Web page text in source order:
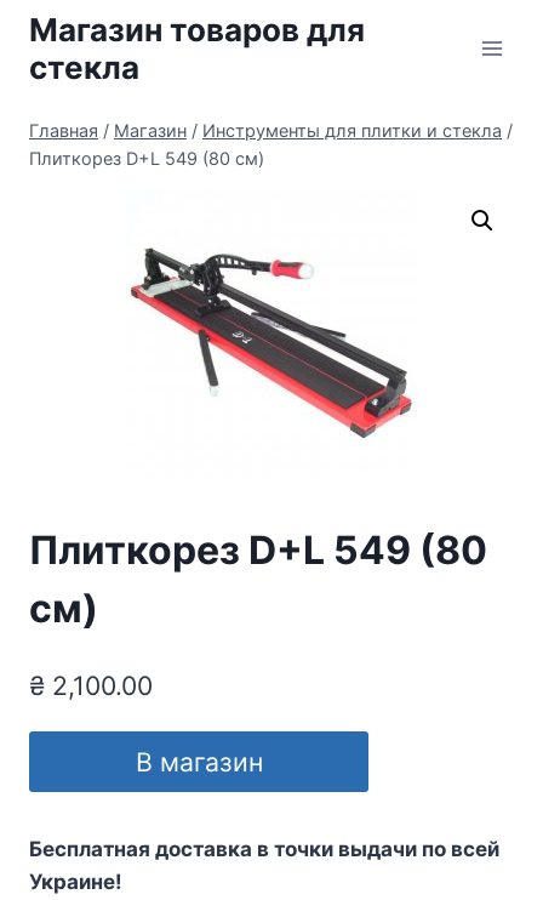
Перейти
содержимому
Магазин товаров для
стекла
Главная / Магазин / Инструменты для плитки и стекла /
Плиткорез D+L 549 (80 см)
Плиткорез D+L 549 (80
см)
₴ 2,100.00
В магазин
Бесплатная доставка в точки выдачи по всей
Украине!